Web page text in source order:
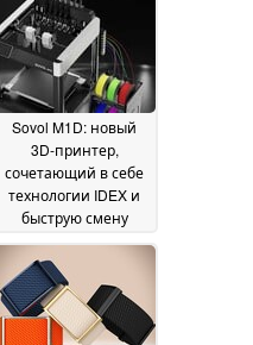
Sovol M1D: новый
3D-принтер,
сочетающий в себе
технологии IDEX и
быструю смену
30 July